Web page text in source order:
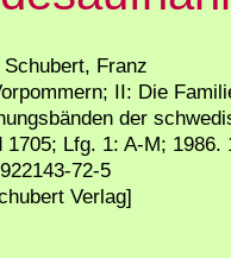
Schubert, Franz
II: Die
der
1705; Lfg. 1: A-M; 1986.
72-5
Verlag]